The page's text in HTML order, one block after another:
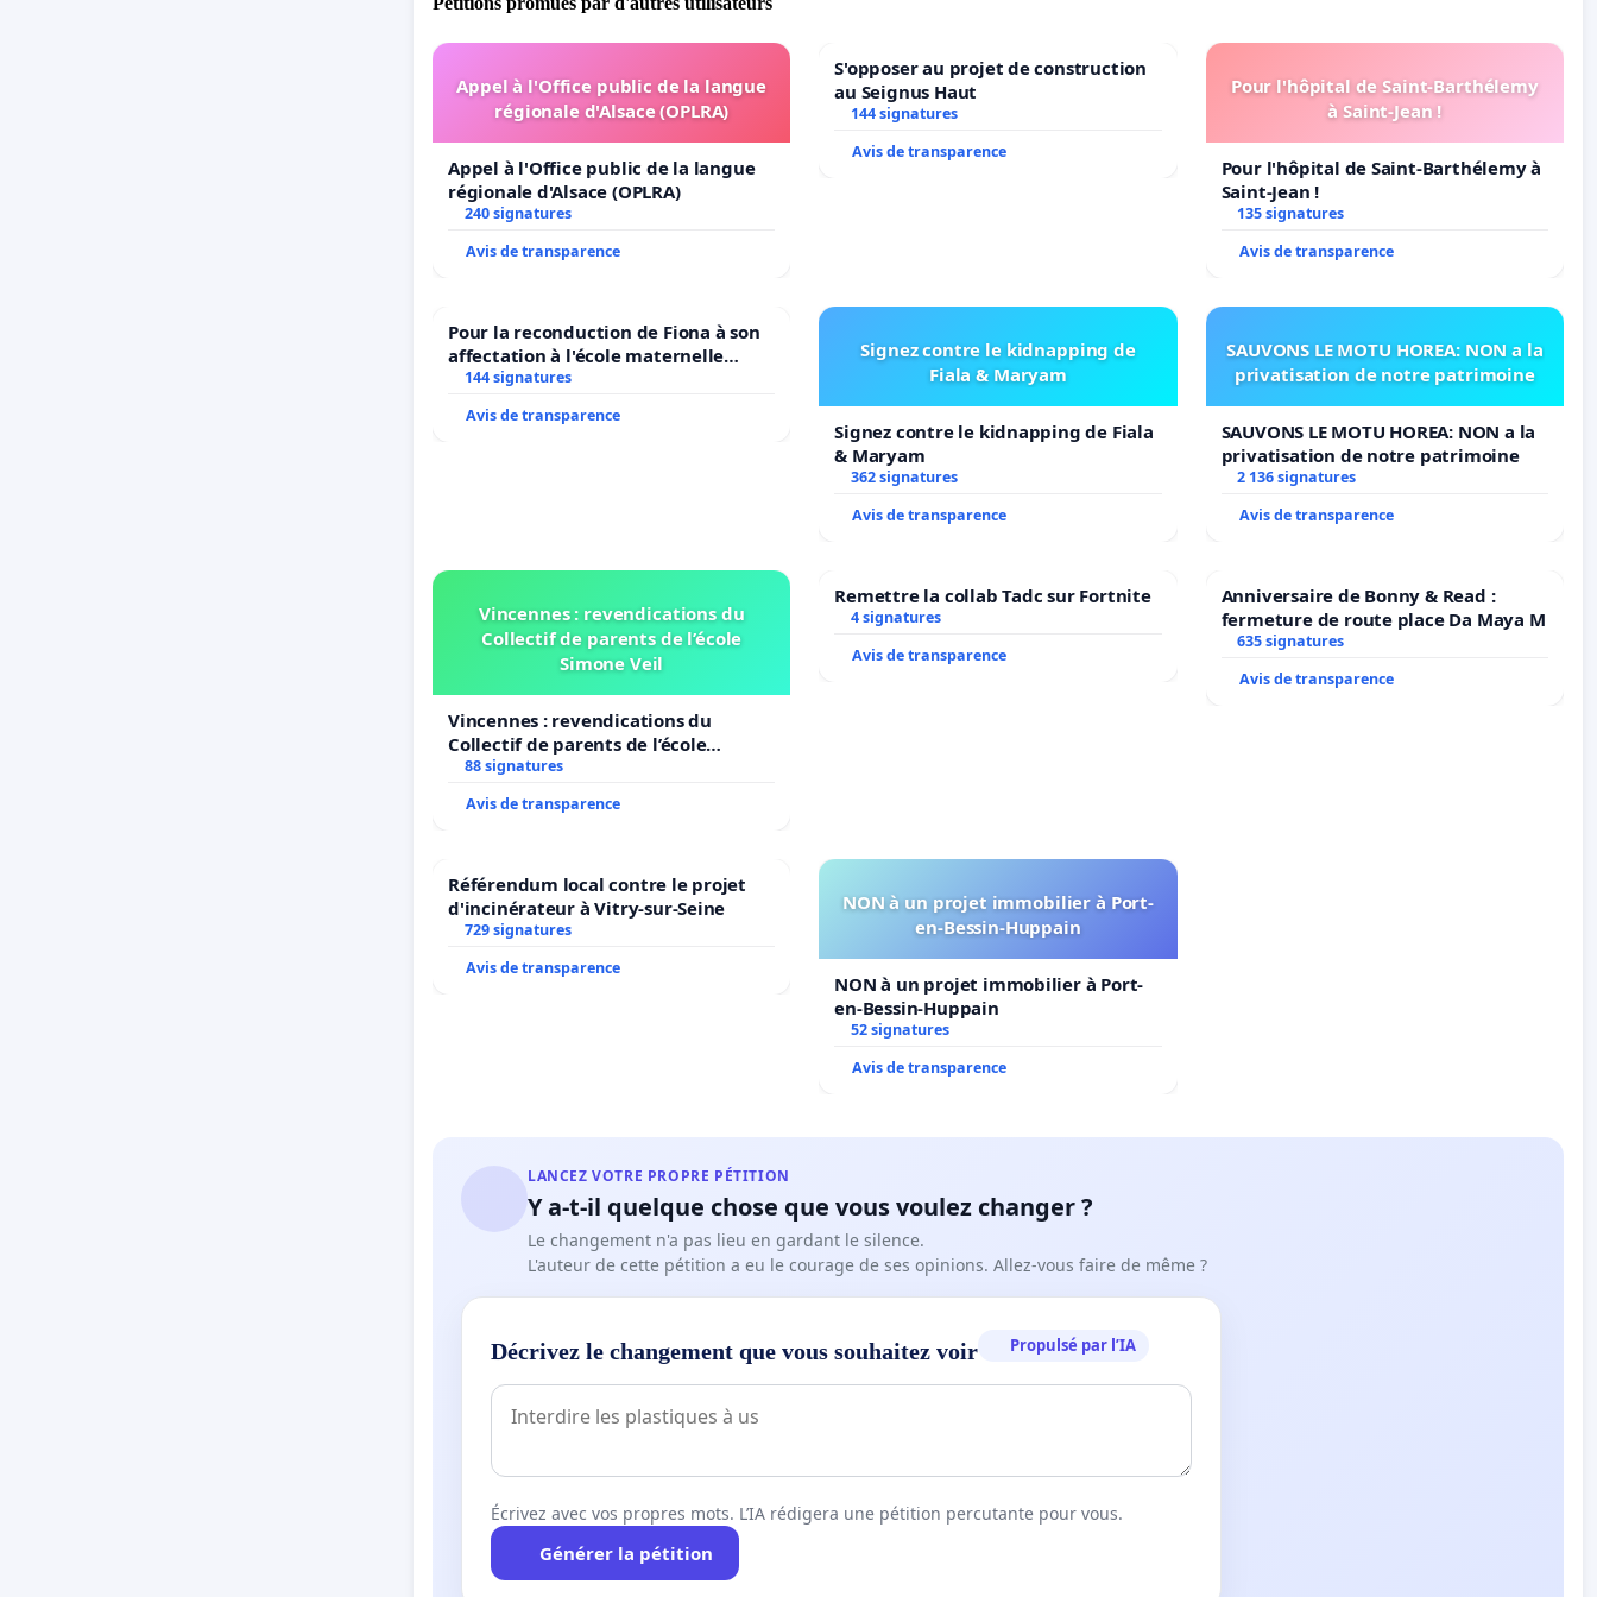
Appel à l'Office public de la langue
régionale d'Alsace (OPLRA)
Appel à l'Office public de la langue
régionale d'Alsace (OPLRA)
240 signatures
Avis de transparence
S'opposer au projet de construction
au Seignus Haut
144 signatures
Avis de transparence
Pour l'hôpital de Saint-Barthélemy
à Saint-Jean !
Pour l'hôpital de Saint-Barthélemy à
Saint-Jean !
135 signatures
Avis de transparence
Pour la reconduction de Fiona à son
affectation à l'école maternelle
LAMARTINE auprès de Léo N. en
144 signatures
Avis de transparence
Signez contre le kidnapping de
Fiala & Maryam
Signez contre le kidnapping de Fiala
& Maryam
362 signatures
Avis de transparence
SAUVONS LE MOTU HOREA: NON a la
privatisation de notre patrimoine
SAUVONS LE MOTU HOREA: NON a la
privatisation de notre patrimoine
2 136 signatures
Avis de transparence
Vincennes : revendications du
Collectif de parents de l’école
Simone Veil
Vincennes : revendications du
Collectif de parents de l’école
Simone Veil
88 signatures
Avis de transparence
Remettre la collab Tadc sur Fortnite
4 signatures
Avis de transparence
Anniversaire de Bonny & Read :
fermeture de route place Da Maya M
635 signatures
Avis de transparence
Référendum local contre le projet
d'incinérateur à Vitry-sur-Seine
729 signatures
Avis de transparence
NON à un projet immobilier à Port-
en-Bessin-Huppain
NON à un projet immobilier à Port-
en-Bessin-Huppain
52 signatures
Avis de transparence
LANCEZ VOTRE PROPRE PÉTITION
Y a-t-il quelque chose que vous voulez changer ?
Le changement n'a pas lieu en gardant le silence.
L'auteur de cette pétition a eu le courage de ses opinions. Allez-vous faire de même ?
Décrivez le changement que vous souhaitez voir Propulsé par l’IA
Écrivez avec vos propres mots. L’IA rédigera une pétition percutante pour vous.
Générer la pétition